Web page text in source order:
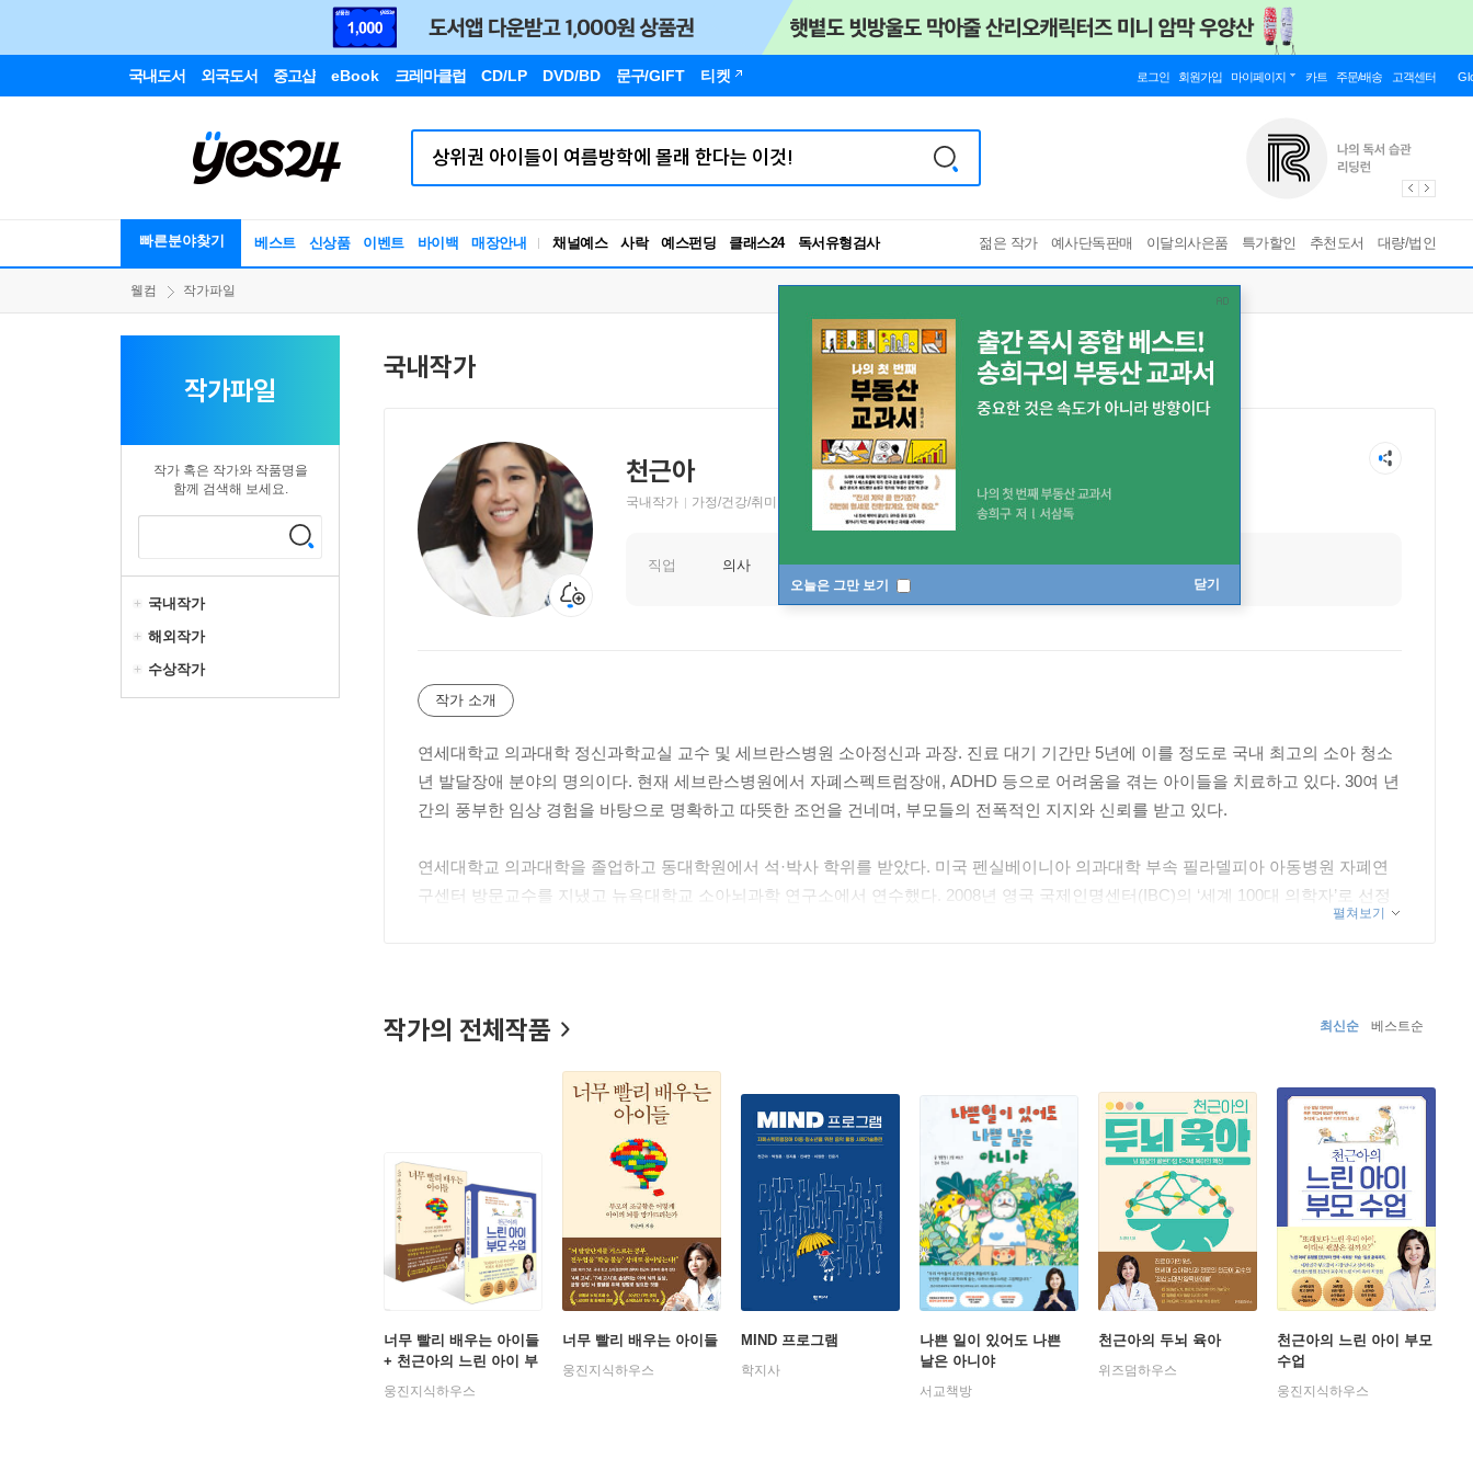
국내도서 외국도서 중고샵 eBook 크레마클럽 CD/LP DVD/BD 문구/GIFT 티켓 로그인 회원가입 마이페이지 카트 주문/배송 고객센터
빠른분야찾기 베스트 신상품 이벤트 바이백 매장안내 채널예스 사락 예스펀딩 클래스24
RBTI Lab
독서유형검사
젊은 작가 예사단독판매 이달의사은품 특가할인 추천도서 대량/법인
오늘은 그만 보기 닫기
웰컴 작가파일
작가파일
작가 혹은 작가와 작품명을
함께 검색해 보세요.
국내작가
해외작가
수상작가
국내작가
천근아
국내작가 가정/건강/취미 저자
직업 의사
작가 소개
연세대학교 의과대학 정신과학교실 교수 및 세브란스병원 소아정신과 과장. 진료 대기 기간만 5년에 이를 정도로 국내 최고의 소아 청소
년 발달장애 분야의 명의이다. 현재 세브란스병원에서 자폐스펙트럼장애, ADHD 등으로 어려움을 겪는 아이들을 치료하고 있다. 30여 년
간의 풍부한 임상 경험을 바탕으로 명확하고 따뜻한 조언을 건네며, 부모들의 전폭적인 지지와 신뢰를 받고 있다.
연세대학교 의과대학을 졸업하고 동대학원에서 석·박사 학위를 받았다. 미국 펜실베이니아 의과대학 부속 필라델피아 아동병원 자폐연
구센터 방문교수를 지냈고 뉴욕대학교 소아뇌과학 연구소에서 연수했다. 2008년 영국 국제인명센터(IBC)의 ‘세계 100대 의학자’로 선정
됐다. 현재 대한소아청소년정신의학회 이사장, 한국자폐학회 이사, 한국 자폐사랑협회 이사로 활동 중이며 2023년부터는 보건복지부 지
달 정보를 깊이 있게 담아낸 책이다. 30여 년간 진료실 안팎으로 축적된 임상 경험과 뇌과학 연구의 진전을 바탕으로, 영유아 기의 뇌가
어떻게 성장하고 변화하는지에 대한 통찰이 입체적으로 담겨 있다. 시기별로 필요한 자극과 반응, 아이의 기질에 따른 맞춤 형 접근을 통
해 ‘어떻게 키워야 하는가’에 대한 실질적인 길잡이가 되어준다.
펼쳐보기
작가의 전체작품 최신순 베스트순
너무 빨리 배우는 아이들
+ 천근아의 느린 아이 부
모 수업 세트
웅진지식하우스
너무 빨리 배우는 아이들
웅진지식하우스
MIND 프로그램
학지사
나쁜 일이 있어도 나쁜
날은 아니야
서교책방
천근아의 두뇌 육아
위즈덤하우스
천근아의 느린 아이 부모
수업
웅진지식하우스